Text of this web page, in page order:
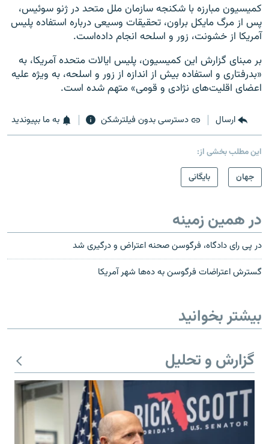
کميسيون مبارزه با شکنجه سازمان ملل متحد در ژنو سوئيس،
پس از مرگ مايکل براون، تحقيقات وسيعی درباره استفاده پليس
آمريکا از خشونت، زور و اسلحه انجام داده‌است.
بر مبنای گزارش اين کميسيون، پليس ايالات متحده آمريکا، به
«بدرفتاری و استفاده بيش از اندازه از زور و اسلحه، به ويژه عليه
اعضای اقليت‌های نژادی و قومی» متهم شده است.
ارسال دسترسی بدون فیلترشکن به ما بپیوندید
این مطلب بخشی از:
جهان
بایگانی
در همین زمینه
در پی رای دادگاه، فرگوسن صحنه اعتراض و درگیری شد
گسترش اعتراضات فرگوسن به ده‌ها شهر آمریکا
بیشتر بخوانید
گزارش و تحلیل